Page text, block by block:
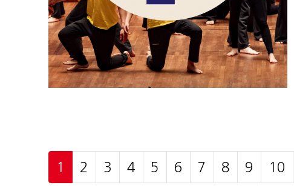
1 2 3 4 5 6 7 8 9 10